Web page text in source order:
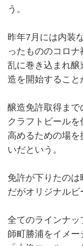
う。
昨年7月には内装
ったもののコロ
乱に巻き込まれ
造を開始すること
醸造免許取得まで
クラフトビール
高めるための場
いだという。
免許が下りたの
だがオリジナルビ
全てのラインナッ
師町勝浦をイメ